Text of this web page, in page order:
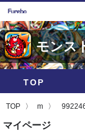
モンス
TOP
TOP m
マイページ